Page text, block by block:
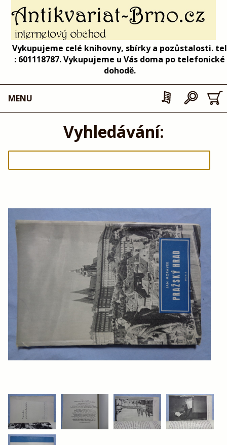
Vykupujeme celé knihovny, sbírky a pozůstalosti. tel
: 601118787. Vykupujeme u Vás doma po telefonické
dohodě.
MENU
Vyhledávání: